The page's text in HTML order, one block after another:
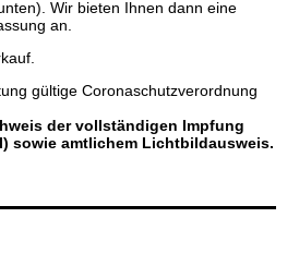
Wir bieten Ihnen dann eine
an.
gültige Coronaschutzverordnung
der vollständigen Impfung
sowie amtlichem Lichtbildausweis.